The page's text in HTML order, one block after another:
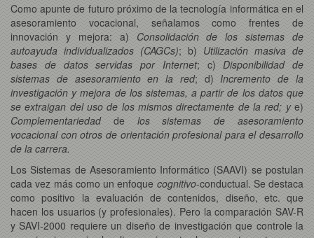
Como apunte de futuro próximo de la tecnología informática en el
asesoramiento vocacional, señalamos como frentes de
innovación y mejora: a) Consolidación de los sistemas de
autoayuda individualizados (CAGCs); b) Utilización masiva de
bases de datos servidas por Internet; c) Disponibilidad de
sistemas de asesoramiento en la red; d) Incremento de la
investigación y mejora de los sistemas, a partir de los datos que
se extraigan del uso de los mismos directamente de la red; ye)
Complementariedadde los sistemas de asesoramiento
vocacional con otros de orientación profesional para el desarrollo
de la carrera.
Los Sistemas de Asesoramiento Informático (SAAVI) se postulan
cada vez más como un enfoque cognitivo-conductual. Se destaca
como positivo la evaluación de contenidos, diseño, etc. que
hacen los usuarios (y profesionales). Pero la comparación SAV-R
y SAVI-2000 requiere un diseño de investigación que controle la